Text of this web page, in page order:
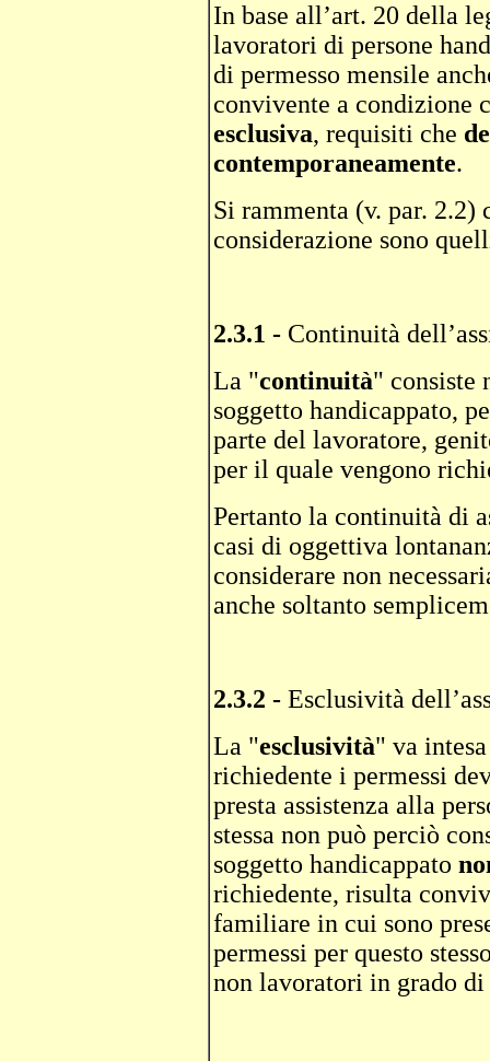
In base all’art. 20 della
lavoratori di persone
di permesso mensile
convivente a condizione
esclusiva, requisiti che
contemporaneamente.
Si rammenta (v. par.
considerazione sono
2.3.1 - Continuità
La "continuità" consiste
soggetto handicappato,
parte del lavoratore,
per il quale vengono
Pertanto la continuità di
casi di oggettiva
considerare non
anche soltanto
2.3.2 - Esclusività
La "esclusività" va
richiedente i permessi
presta assistenza alla
stessa non può perciò
soggetto handicappato
richiedente, risulta
familiare in cui sono
permessi per questo
non lavoratori in grado di